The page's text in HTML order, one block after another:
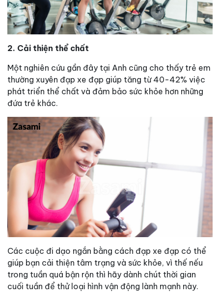
2. Cải thiện thể chất
Một nghiên cứu gần đây tại Anh cũng cho thấy trẻ em
thường xuyên đạp xe đạp giúp tăng từ 40-42% việc
phát triển thể chất và đảm bảo sức khỏe hơn những
đứa trẻ khác.
Các cuộc đi dạo ngắn bằng cách đạp xe đạp có thể
giúp bạn cải thiện tâm trạng và sức khỏe, vì thế nếu
trong tuần quá bận rộn thì hãy dành chút thời gian
cuối tuần để thử loại hình vận động lành mạnh này.